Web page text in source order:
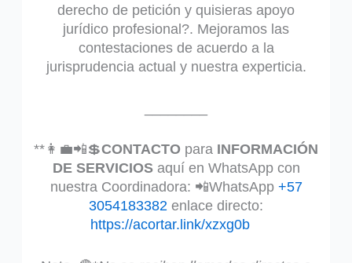
derecho de petición y quisieras apoyo
jurídico profesional?. Mejoramos las
contestaciones de acuerdo a la
jurisprudencia actual y nuestra experticia.
**👩‍💼📲💲CONTACTO para INFORMACIÓN
DE SERVICIOSaquí en WhatsApp con
nuestra Coordinadora: 📲WhatsApp +57
3054183382 enlace directo:
https://acortar.link/xzxg0b